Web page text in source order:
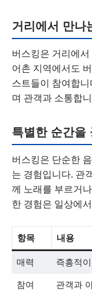
거리에서 만나
버스킹은 거리에
어촌 지역에서도
스트들이 참여합
며 관객과 소통합
특별한 순간을
버스킹은 단순한
는 경험입니다. 관
께 노래를 부르거
한 경험은 일상에
항목 내용
매력 즉흥적
참여 관객과